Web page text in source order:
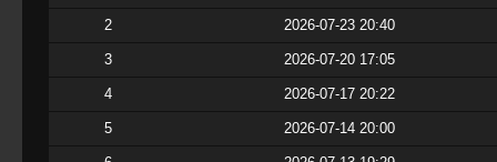
2 2026-07-23 20:40
3 2026-07-20 17:05
4 2026-07-17 20:22
5 2026-07-14 20:00